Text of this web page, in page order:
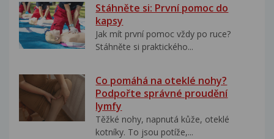
Stáhněte si: První pomoc do
kapsy
Jak mít první pomoc vždy po ruce?
Stáhněte si praktického...
Co pomáhá na oteklé nohy?
Podpořte správné proudění
lymfy
Těžké nohy, napnutá kůže, oteklé
kotníky. To jsou potíže,...